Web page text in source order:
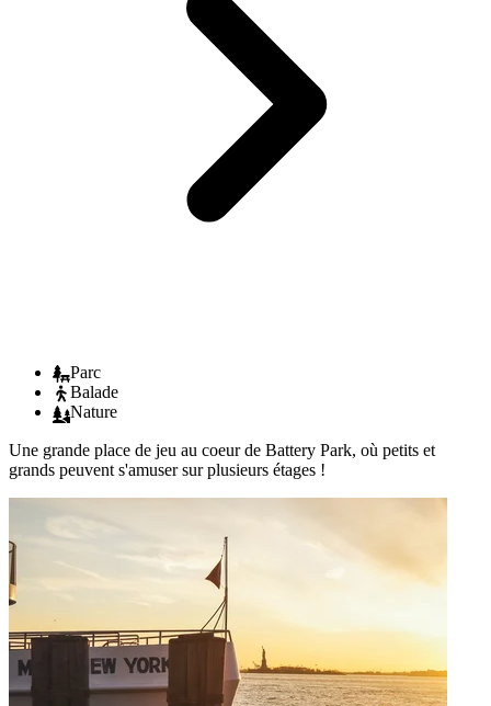
Parc
Balade
Nature
Une grande place de jeu au coeur de Battery Park, où petits et
grands peuvent s'amuser sur plusieurs étages !